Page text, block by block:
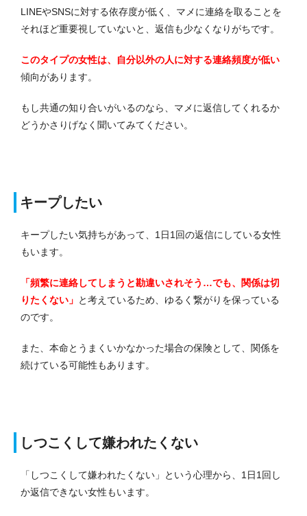
LINEやSNSに対する依存度が低く、マメに連絡を取ることを
それほど重要視していないと、返信も少なくなりがちです。
このタイプの女性は、自分以外の人に対する連絡頻度が低い
傾向があります。
もし共通の知り合いがいるのなら、マメに返信してくれるか
どうかさりげなく聞いてみてください。
キープしたい
キープしたい気持ちがあって、1日1回の返信にしている女性
もいます。
「頻繁に連絡してしまうと勘違いされそう…でも、関係は切
りたくない」 と考えているため、ゆるく繋がりを保っている
のです。
また、本命とうまくいかなかった場合の保険として、関係を
続けている可能性もあります。
しつこくして嫌われたくない
「しつこくして嫌われたくない」という心理から、1日1回し
か返信できない女性もいます。